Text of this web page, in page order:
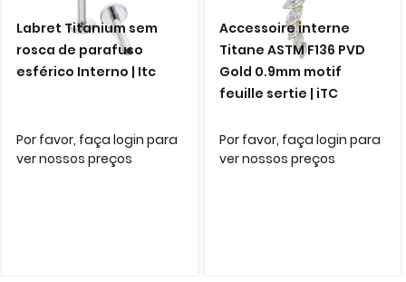
Labret Titanium sem
rosca de parafuso
esférico Interno | Itc
Por favor, faça login para
ver nossos preços
Accessoire interne
Titane ASTM F136 PVD
Gold 0.9mm motif
feuille sertie | iTC
Por favor, faça login para
ver nossos preços